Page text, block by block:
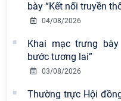
bày “Kết nối truyền
04/08/2026
Khai mạc trưng
bước tương lai”
03/08/2026
Thường trực Hội